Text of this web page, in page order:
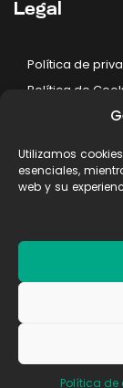
Utilizamos
esenciales,
web y su
Política de
Legal
Política de
Política de